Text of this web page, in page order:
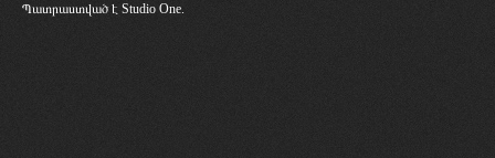
Պատրաստված է Studio One.